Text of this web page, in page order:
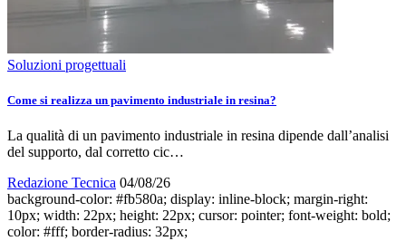
Soluzioni progettuali
Come si realizza un pavimento industriale in resina?
La qualità di un pavimento industriale in resina dipende dall’analisi
del supporto, dal corretto cic…
Redazione Tecnica 04/08/26
background-color: #fb580a; display: inline-block; margin-right:
10px; width: 22px; height: 22px; cursor: pointer; font-weight: bold;
color: #fff; border-radius: 32px;